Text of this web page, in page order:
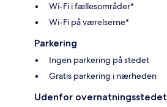
Wi-Fi i fællesområder*
Wi-Fi på værelserne*
Parkering
Ingen parkering på stedet
Gratis parkering i nærheden
Udenfor overnatningsstedet